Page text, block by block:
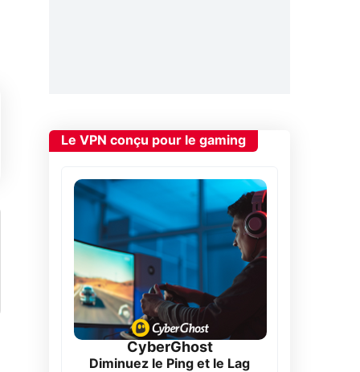
Le VPN conçu pour le gaming
CyberGhost
Diminuez le Ping et le Lag